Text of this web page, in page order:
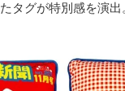
タグが特別感を演